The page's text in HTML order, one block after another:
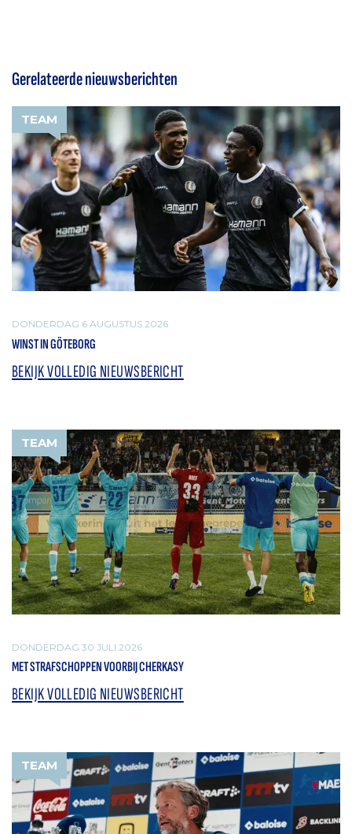
Gerelateerde nieuwsberichten
TEAM
DONDERDAG 6 AUGUSTUS 2026
WINST IN GÖTEBORG
BEKIJK VOLLEDIG NIEUWSBERICHT
TEAM
DONDERDAG 30 JULI 2026
MET STRAFSCHOPPEN VOORBIJ CHERKASY
BEKIJK VOLLEDIG NIEUWSBERICHT
TEAM